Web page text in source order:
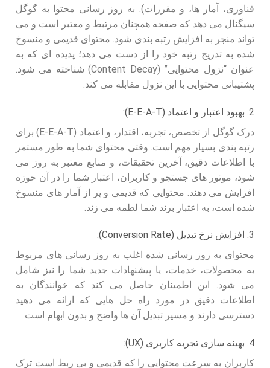
فناوری، آمار ها، و مقررات). به روز رسانی محتوا به گوگل
سیگنال می دهد که صفحه همچنان مرتبط و معتبر است و می
تواند منجر به افزایش رتبه بندی شود. محتوای قدیمی و منسوخ
شده به تدریج رتبه خود را از دست می دهد؛ پدیده ای که به
عنوان “نزول محتوایی” (Content Decay) شناخته می شود.
پشتیبانی محتوایی با این نزول مقابله می کند.
2. بهبود اعتبار و اعتماد (E-E-A-T):
درک گوگل از تخصص، تجربه، اقتدار، و اعتماد (E-E-A-T) برای
رتبه بندی بسیار مهم است. وقتی محتوای شما به طور مستمر
با اطلاعات دقیق، آخرین تحقیقات، و منابع معتبر به روز می
شود، موتور های جستجو و کاربران، اعتبار شما را در آن حوزه
افزایش می دهند. محتوایی که قدیمی و پر از آمار های منسوخ
شده است، به اعتبار برند شما لطمه می زند.
3. افزایش نرخ تبدیل (Conversion Rate):
محتوای به روز رسانی شده اغلب به روز رسانی های مربوط
به محصولات، خدمات، یا پیشنهادات جدید شما را نیز شامل
می شود. این اطمینان حاصل می کند که خوانندگان به
اطلاعات دقیق در مورد راه حل هایی که ارائه می دهید
دسترسی دارند و مسیر تبدیل آن ها واضح و بدون ابهام است.
4. بهینه سازی تجربه کاربری (UX):
کاربران به سرعت محتوایی را که قدیمی و بی ربط است ترک